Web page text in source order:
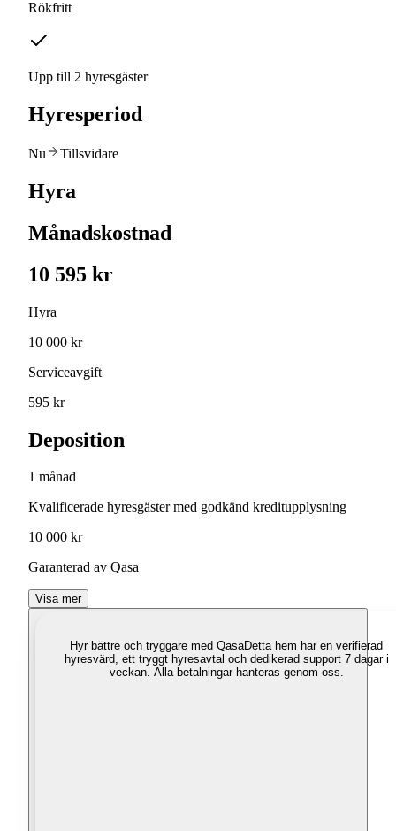
Rökfritt
Upp till 2 hyresgäster
Hyresperiod
Nu Tillsvidare
Hyra
Månadskostnad
10 595 kr
Hyra
10 000 kr
Serviceavgift
595 kr
Deposition
1 månad
Kvalificerade hyresgäster med godkänd kreditupplysning
10 000 kr
Garanterad av Qasa
Visa mer
Hyr bättre och tryggare med QasaDetta hem har en verifierad
hyresvärd, ett tryggt hyresavtal och dedikerad support 7 dagar i
veckan. Alla betalningar hanteras genom oss.